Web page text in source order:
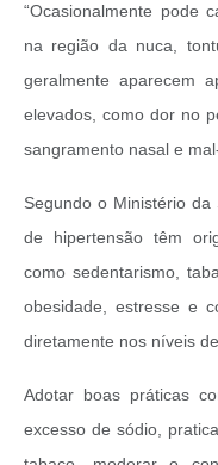
“Ocasionalmente pode
na região da nuca,
geralmente aparecem
elevados, como dor no
sangramento nasal e
Segundo o Ministério
de hipertensão têm
como sedentarismo,
obesidade, estresse e
diretamente nos níveis
Adotar boas práticas
excesso de sódio,